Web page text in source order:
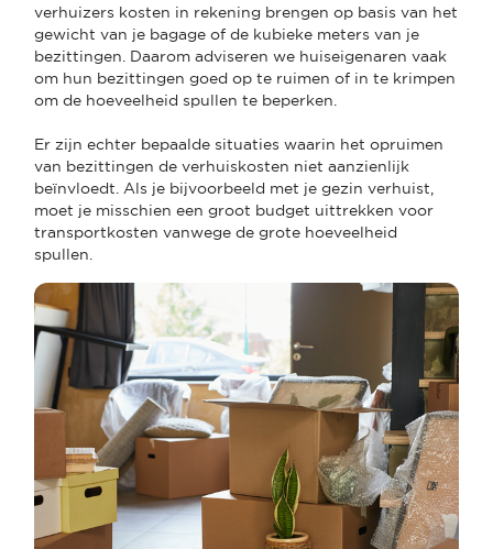
verhuizers kosten in rekening brengen op basis van het
gewicht van je bagage of de kubieke meters van je
bezittingen. Daarom adviseren we huiseigenaren vaak
om hun bezittingen goed op te ruimen of in te krimpen
om de hoeveelheid spullen te beperken.
Er zijn echter bepaalde situaties waarin het opruimen
van bezittingen de verhuiskosten niet aanzienlijk
beïnvloedt. Als je bijvoorbeeld met je gezin verhuist,
moet je misschien een groot budget uittrekken voor
transportkosten vanwege de grote hoeveelheid
spullen.